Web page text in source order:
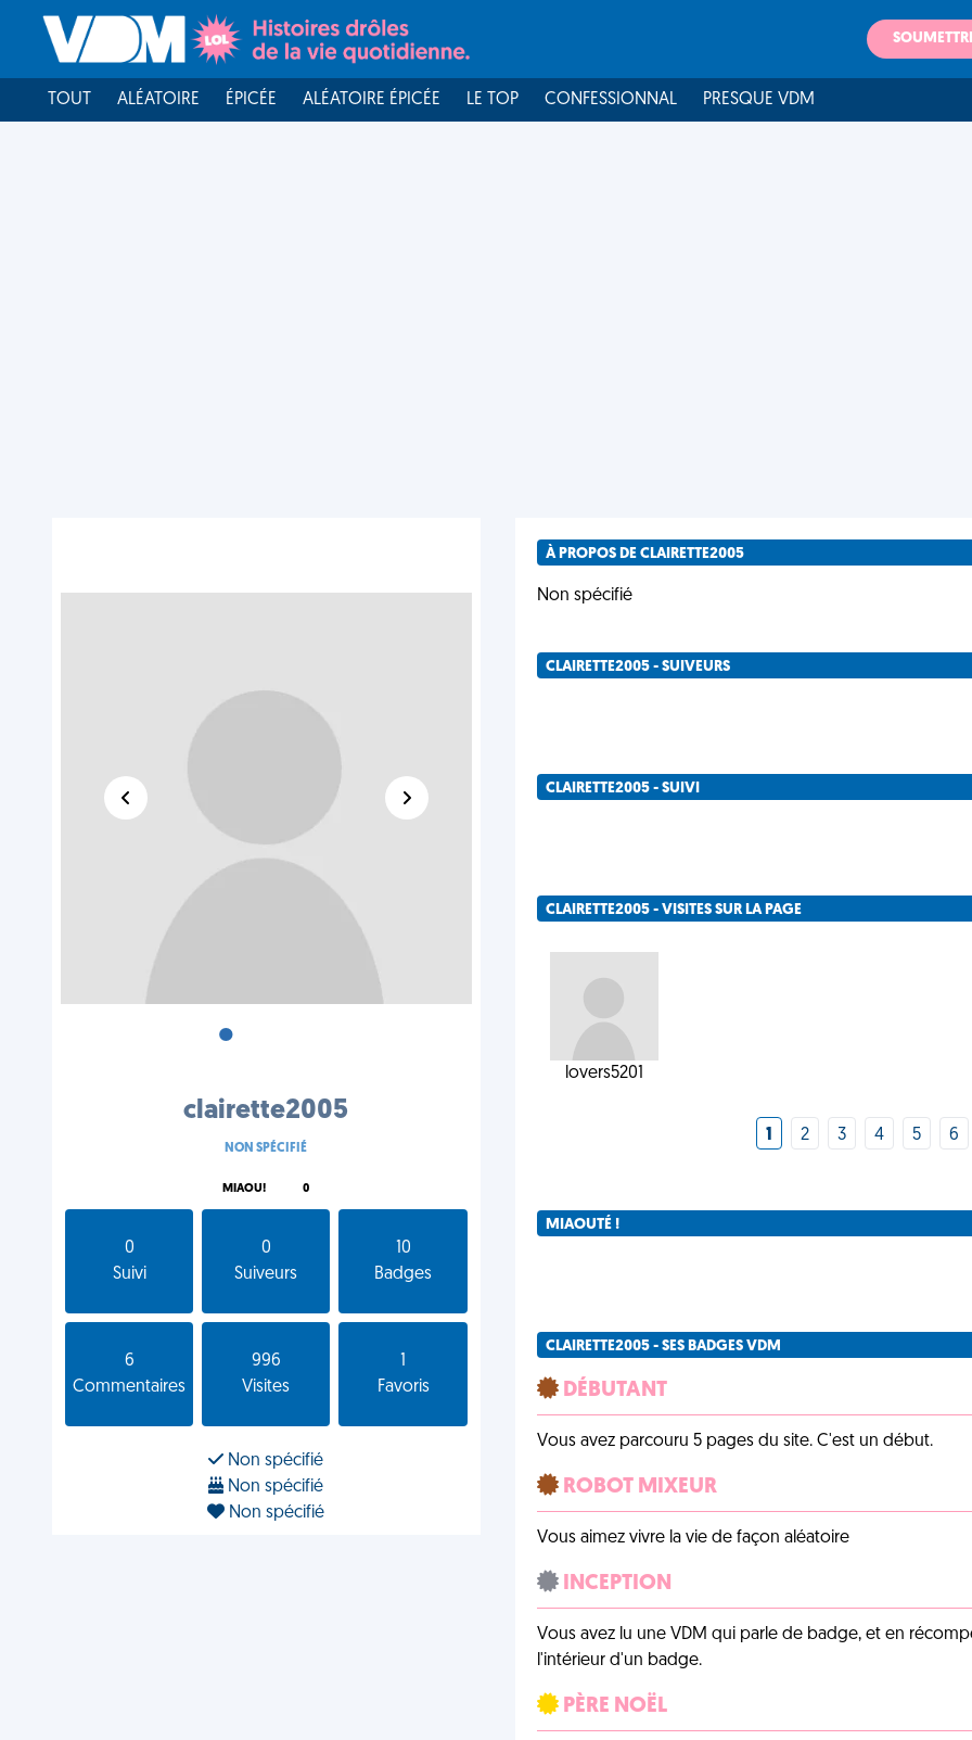
TOUT ALÉATOIRE ÉPICÉE ALÉATOIRE ÉPICÉE LE TOP CONFESSIONNAL PRESQUE VDM
•
clairette2005
NON SPÉCIFIÉ
MIAOU! 0
0
Suivi
0
Suiveurs
10
Badges
6
Commentaires
996
Visites
Favoris
Non spécifié
Non spécifié
Non spécifié
À PROPOS DE CLAIRETTE2005
Non spécifié
CLAIRETTE2005 - SUIVEURS
CLAIRETTE2005 - SUIVI
CLAIRETTE2005 - VISITES SUR LA PAGE
lovers5201
1 2 3 4 5 6
MIAOUTÉ !
CLAIRETTE2005 - SES BADGES VDM
DÉBUTANT
Vous avez parcouru 5 pages du site. C'est un début.
ROBOT MIXEUR
Vous aimez vivre la vie de façon aléatoire
INCEPTION
Vous avez lu une VDM qui parle de badge, et en
l'intérieur d'un badge.
PÈRE NOËL